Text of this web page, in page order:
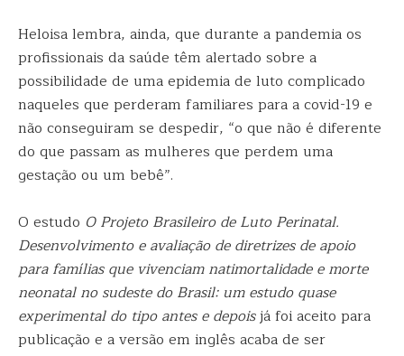
Heloisa lembra, ainda, que durante a pandemia os
profissionais da saúde têm alertado sobre a
possibilidade de uma epidemia de luto complicado
naqueles que perderam familiares para a covid-19 e
não conseguiram se despedir, “o que não é diferente
do que passam as mulheres que perdem uma
gestação ou um bebê”.
O estudo O Projeto Brasileiro de Luto Perinatal.
Desenvolvimento e avaliação de diretrizes de apoio
para famílias que vivenciam natimortalidade e morte
neonatal no sudeste do Brasil: um estudo quase
experimental do tipo antes e depoisjá foi aceito para
publicação e a versão em inglês acaba de ser